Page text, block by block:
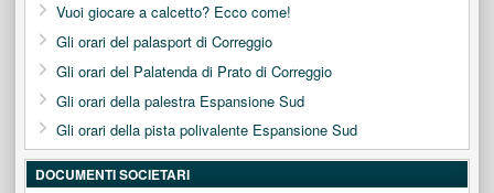
Vuoi giocare a calcetto? Ecco come!
Gli orari del palasport di Correggio
Gli orari del Palatenda di Prato di Correggio
Gli orari della palestra Espansione Sud
Gli orari della pista polivalente Espansione Sud
DOCUMENTI SOCIETARI